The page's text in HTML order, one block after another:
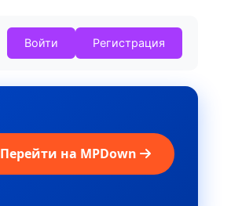
Войти Регистрация
Перейти на MPDown